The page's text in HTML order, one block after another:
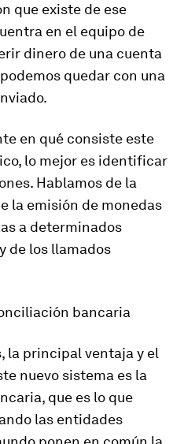
que existe de ese
en el equipo de
dinero de una cuenta
quedar con una
en qué consiste este
lo mejor es identificar
Hablamos de la
la emisión de monedas
a determinados
de los llamados
bancaria
la principal ventaja y el
nuevo sistema es la
que es lo que
las entidades